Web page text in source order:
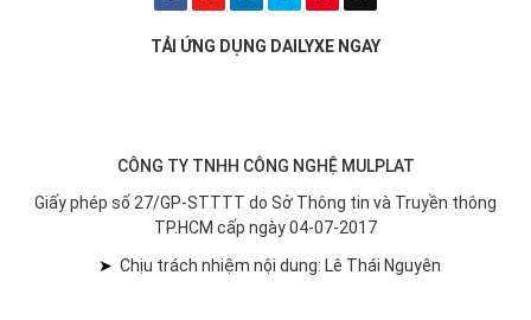
TẢI ỨNG DỤNG DAILYXE NGAY
CÔNG TY TNHH CÔNG NGHỆ MULPLAT
Giấy phép số 27/GP-STTTT do Sở Thông tin và Truyền thông
TP.HCM cấp ngày 04-07-2017
➤ Chịu trách nhiệm nội dung: Lê Thái Nguyên